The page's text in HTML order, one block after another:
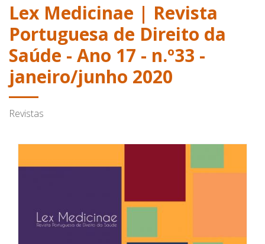
Lex Medicinae | Revista
Portuguesa de Direito da
Saúde - Ano 17 - n.º33 -
janeiro/junho 2020
Revistas